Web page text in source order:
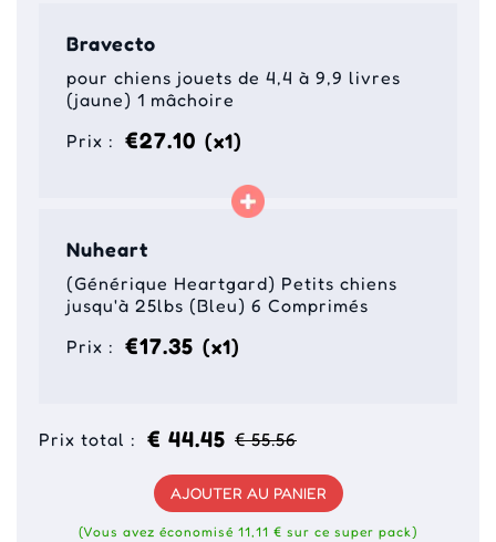
Bravecto
pour chiens jouets de 4,4 à 9,9 livres
(jaune) 1 mâchoire
Prix : €27.10 (x1)
Nuheart
(Générique Heartgard) Petits chiens
jusqu'à 25lbs (Bleu) 6 Comprimés
Prix : €17.35 (x1)
Prix total : € 44.45 € 55.56
AJOUTER AU PANIER
(Vous avez économisé 11,11 € sur ce super pack)